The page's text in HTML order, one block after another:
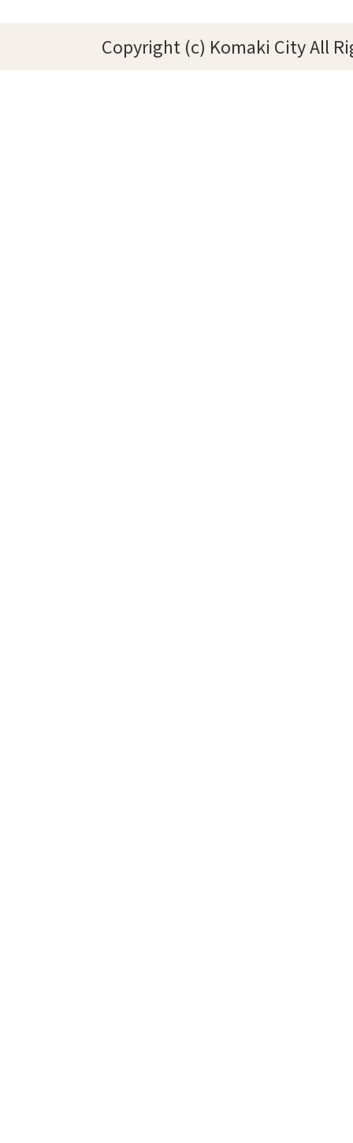
Copyright (c) Komaki City All